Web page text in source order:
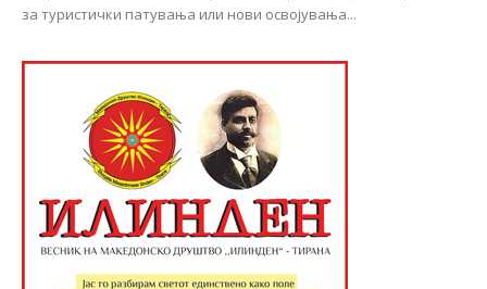
за туристички патувања или нови освојувања...